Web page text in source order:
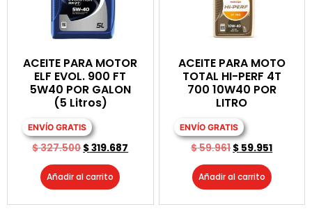
ACEITE PARA MOTOR
ELF EVOL. 900 FT
5W40 POR GALON
(5 Litros)
ENVÍO GRATIS
$327.500$319.687
Añadir al carrito
ACEITE PARA MOTO
TOTAL HI-PERF 4T
700 10W40 POR
LITRO
ENVÍO GRATIS
$59.961$ 59.951
Añadir al carrito